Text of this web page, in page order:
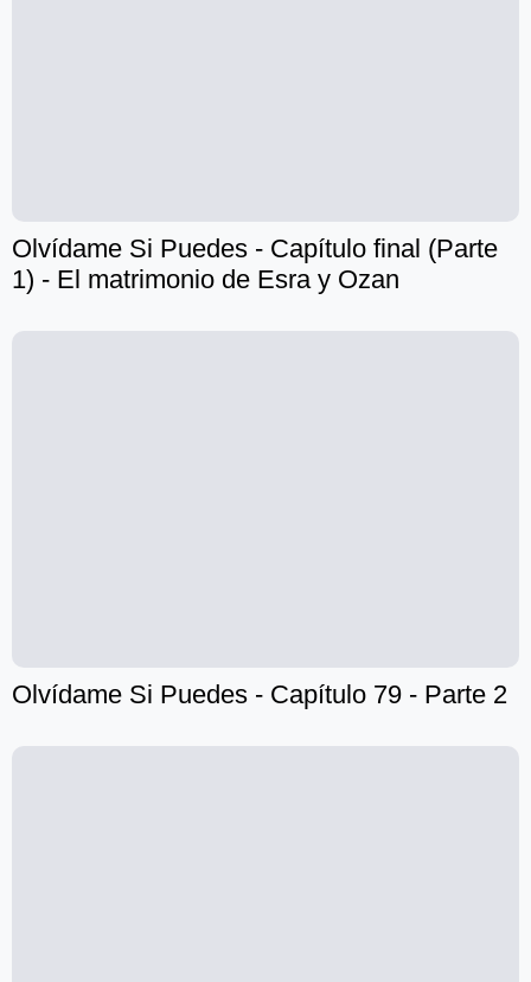
Olvídame Si Puedes - Capítulo final (Parte
1) - El matrimonio de Esra y Ozan
Olvídame Si Puedes - Capítulo 79 - Parte 2